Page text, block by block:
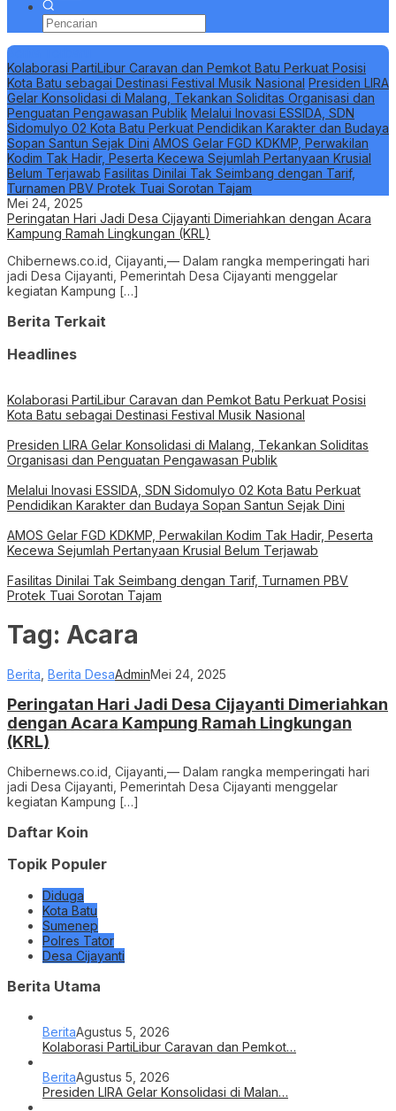
Berita Terbaru
Kolaborasi PartiLibur Caravan dan Pemkot Batu Perkuat Posisi
Kota Batu sebagai Destinasi Festival Musik Nasional Presiden LIRA
Gelar Konsolidasi di Malang, Tekankan Soliditas Organisasi dan
Penguatan Pengawasan Publik Melalui Inovasi ESSIDA, SDN
Sidomulyo 02 Kota Batu Perkuat Pendidikan Karakter dan Budaya
Sopan Santun Sejak Dini AMOS Gelar FGD KDKMP, Perwakilan
Kodim Tak Hadir, Peserta Kecewa Sejumlah Pertanyaan Krusial
Belum Terjawab Fasilitas Dinilai Tak Seimbang dengan Tarif,
Turnamen PBV Protek Tuai Sorotan Tajam
Mei 24, 2025
Peringatan Hari Jadi Desa Cijayanti Dimeriahkan dengan Acara
Kampung Ramah Lingkungan (KRL)
Chibernews.co.id, Cijayanti,— Dalam rangka memperingati hari
jadi Desa Cijayanti, Pemerintah Desa Cijayanti menggelar
kegiatan Kampung […]
Berita Terkait
Headlines
Kolaborasi PartiLibur Caravan dan Pemkot Batu Perkuat Posisi
Kota Batu sebagai Destinasi Festival Musik Nasional
Presiden LIRA Gelar Konsolidasi di Malang, Tekankan Soliditas
Organisasi dan Penguatan Pengawasan Publik
Melalui Inovasi ESSIDA, SDN Sidomulyo 02 Kota Batu Perkuat
Pendidikan Karakter dan Budaya Sopan Santun Sejak Dini
AMOS Gelar FGD KDKMP, Perwakilan Kodim Tak Hadir, Peserta
Kecewa Sejumlah Pertanyaan Krusial Belum Terjawab
Fasilitas Dinilai Tak Seimbang dengan Tarif, Turnamen PBV
Protek Tuai Sorotan Tajam
Tag: Acara
Berita Berita DesaAdminMei 24, 2025
Peringatan Hari Jadi Desa Cijayanti Dimeriahkan
dengan Acara Kampung Ramah Lingkungan
(KRL)
Chibernews.co.id, Cijayanti,— Dalam rangka memperingati hari
jadi Desa Cijayanti, Pemerintah Desa Cijayanti menggelar
kegiatan Kampung […]
Daftar Koin
Topik Populer
Diduga
Kota Batu
Sumenep
Polres Tator
Desa Cijayanti
Berita Utama
BeritaAgustus 5, 2026
Kolaborasi PartiLibur Caravan dan Pemkot…
BeritaAgustus 5, 2026
Presiden LIRA Gelar Konsolidasi di Malan…